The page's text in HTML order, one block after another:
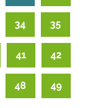
34 35
41 42
48 49